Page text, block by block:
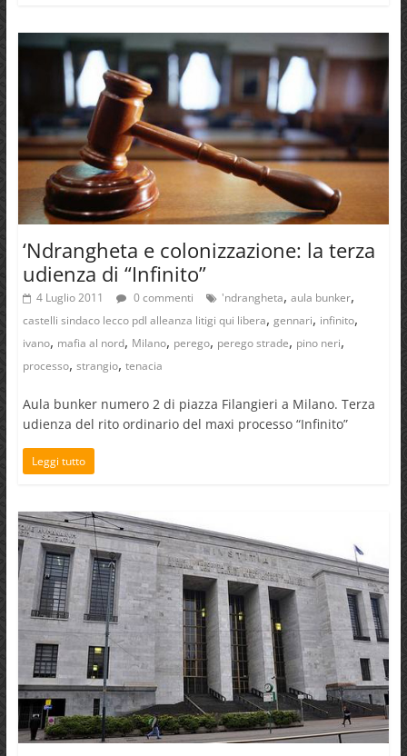
‘Ndrangheta e colonizzazione: la terza
udienza di “Infinito”
4 Luglio 2011 0 commenti 'ndrangheta, aula bunker,
castelli sindaco lecco pdl alleanza litigi qui libera, gennari, infinito,
ivano, mafia al nord, Milano, perego, perego strade, pino neri,
processo, strangio, tenacia
Aula bunker numero 2 di piazza Filangieri a Milano. Terza
udienza del rito ordinario del maxi processo “Infinito”
Leggi tutto